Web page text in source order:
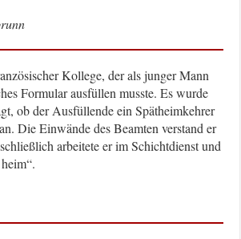
Kollege, der als junger Mann
Formular ausfüllen musste. Es wurde
ob der Ausfüllende ein Spätheimkehrer
Die Einwände des Beamten verstand er
arbeitete er im Schichtdienst und